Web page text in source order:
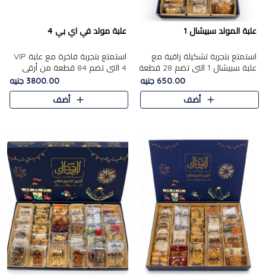
علبة المولد سبيشال 1
استمتع بتجربة تشكيلة راقية مع
علبة سبيشال 1 التي تضم 28 قطعة
من تشكيلة مختارة بعناية من أفخر
حلويات المولد المصرية الأصلية
الشرقية. تحتوي ال..
650.00 جنيه
أضف
علبة مولد في اي بي 4
استمتع بتجربة فاخرة مع علبة VIP
4 التي تضم 84 قطعة من أرقى
حلويات المولد الشرقية، في تشكيلة
غنية تجمع بين الحلويات التقليدية
والمكسرات الفاخرة. تحتوي العلبة
3800.00 جنيه
أضف